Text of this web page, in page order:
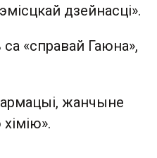
дзейнасці».
«справай Гаюна»,
жанчыне